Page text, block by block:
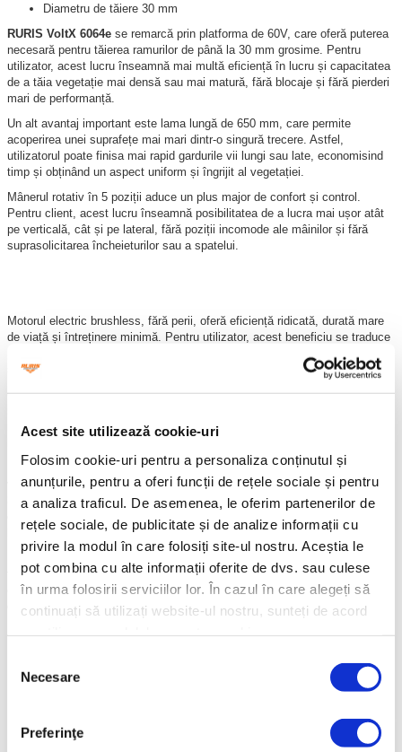
Acest site utilizează cookie-uri
Folosim cookie-uri pentru a personaliza conținutul și
anunțurile, pentru a oferi funcții de rețele sociale și pentru
a analiza traficul. De asemenea, le oferim partenerilor de
rețele sociale, de publicitate și de analize informații cu
privire la modul în care folosiți site-ul nostru. Aceștia le
pot combina cu alte informații oferite de dvs. sau culese
în urma folosirii serviciilor lor. În cazul în care alegeți să
continuați să utilizați website-ul nostru, sunteți de acord
consimțământului
Necesare
Preferinţe
Diametru de tăiere 30 mm
RURIS VoltX 6064e se remarcă prin platforma de 60V, care oferă puterea
necesară pentru tăierea ramurilor de până la 30 mm grosime. Pentru
utilizator, acest lucru înseamnă mai multă eficiență în lucru și capacitatea
de a tăia vegetație mai densă sau mai matură, fără blocaje și fără pierderi
mari de performanță.
Un alt avantaj important este lama lungă de 650 mm, care permite
acoperirea unei suprafețe mai mari dintr-o singură trecere. Astfel,
utilizatorul poate finisa mai rapid gardurile vii lungi sau late, economisind
timp și obținând un aspect uniform și îngrijit al vegetației.
Mânerul rotativ în 5 poziții aduce un plus major de confort și control.
Pentru client, acest lucru înseamnă posibilitatea de a lucra mai ușor atât
pe verticală, cât și pe lateral, fără poziții incomode ale mâinilor și fără
suprasolicitarea încheieturilor sau a spatelui.
Motorul electric brushless, fără perii, oferă eficiență ridicată, durată mare
de viață și întreținere minimă. Pentru utilizator, acest beneficiu se traduce
prin costuri reduse de exploatare, funcționare fiabilă și lipsa intervențiilor
specifice unui utilaj clasic pe benzină.
Cele 2 trepte de viteză și displayul multifuncțional permit adaptarea
nivelul bateriei și treapta selectată. Astfel, utilizatorul are un control mai
Lama cu acțiune dublă contribuie la o tăiere mai rapidă și la reducerea
vibrațiilor în timpul utilizării. În combinație cu greutatea redusă de doar
3.75 kg și mânerul ergonomic, acest sistem oferă stabilitate mai bună și
oboseală mai mică în brațe și umeri, chiar și în sesiunile mai lungi de
lucru.
Pe baza caracteristicilor menționate anterior,
RURIS VoltX 6064e
tăiere rapidă, precizie ridicată, efort redus și confort superior, într-o
electrofoarfecă modernă, puternică și eficientă pentru întreținerea
gardurilor vii și a spațiilor verzi.